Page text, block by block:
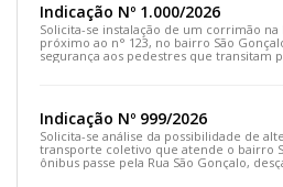
Indicação Nº 1.000/2026
Solicita-se instalação de um corrimão na
próximo ao n° 123, no bairro São
segurança aos pedestres que transitam
Indicação Nº 999/2026
Solicita-se análise da possibilidade de
transporte coletivo que atende o bairro
ônibus passe pela Rua São Gonçalo,